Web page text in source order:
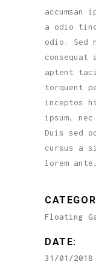
accumsan
a odio
odio. Sed
aptent
torquent
inceptos
ipsum,
Duis sed
cursus a
lorem
Floating
DATE:
31/01/2018